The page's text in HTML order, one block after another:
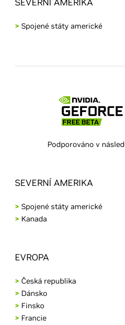
> Spojené státy americké
Podporováno v
SEVERNÍ AMERIKA
> Spojené státy americké
> Kanada
EVROPA
> Česká republika
> Dánsko
> Finsko
> Francie